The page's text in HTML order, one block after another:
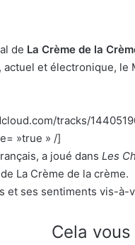
de La Crème de la
actuel et électronique, le
tracks/
»true » /]
a joué dans Les
La Crème de la crème.
et ses sentiments vis-à-
Cela